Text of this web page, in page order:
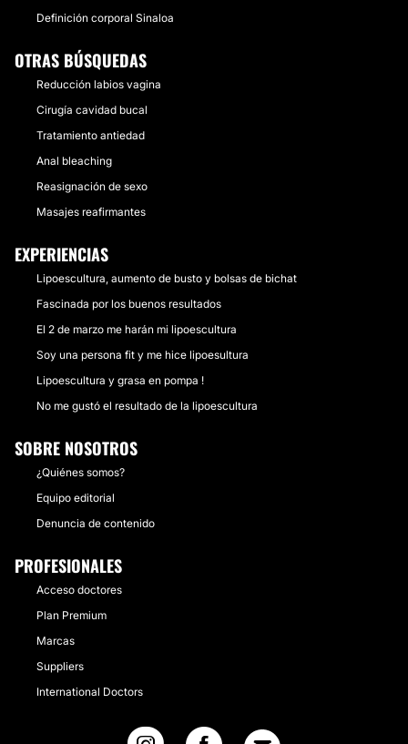
Definición corporal Sinaloa
OTRAS BÚSQUEDAS
Reducción labios vagina
Cirugía cavidad bucal
Tratamiento antiedad
Anal bleaching
Reasignación de sexo
Masajes reafirmantes
EXPERIENCIAS
Lipoescultura, aumento de busto y bolsas de bichat
Fascinada por los buenos resultados
El 2 de marzo me harán mi lipoescultura
Soy una persona fit y me hice lipoesultura
Lipoescultura y grasa en pompa !
No me gustó el resultado de la lipoescultura
SOBRE NOSOTROS
¿Quiénes somos?
Equipo editorial
Denuncia de contenido
PROFESIONALES
Acceso doctores
Plan Premium
Marcas
Suppliers
International Doctors